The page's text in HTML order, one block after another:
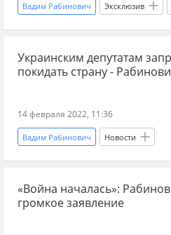
Вадим Рабинович Эксклюзив
Вадим Новинский
Украинским депутатам
покидать страну -
14 февраля 2022, 11:36
Вадим Рабинович Новости
«Война началась»:
громкое заявление